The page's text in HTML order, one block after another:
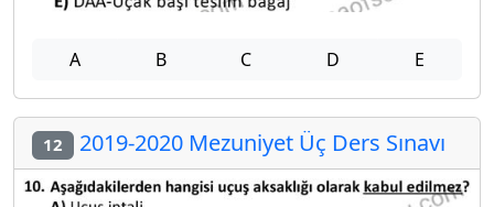
A B C D E
12 2019-2020 Mezuniyet Üç Ders Sınavı